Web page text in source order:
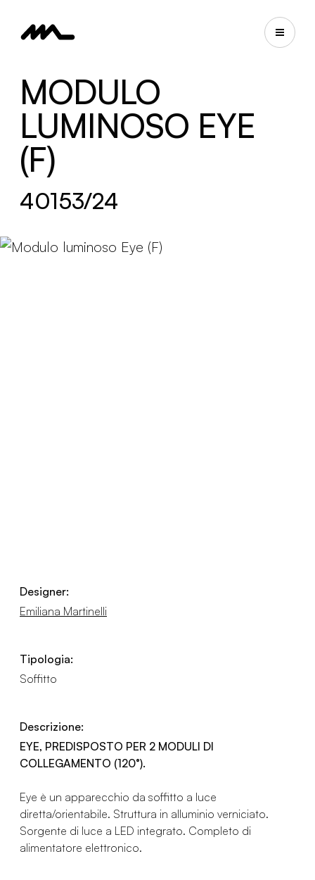
MODULO
LUMINOSO EYE
(F)
40153/24
Designer:
Emiliana Martinelli
Tipologia:
Soffitto
Descrizione:
EYE, PREDISPOSTO PER 2 MODULI DI
COLLEGAMENTO (120°).
Eye è un apparecchio da soffitto a luce
diretta/orientabile. Struttura in alluminio verniciato.
Sorgente di luce a LED integrato. Completo di
alimentatore elettronico.